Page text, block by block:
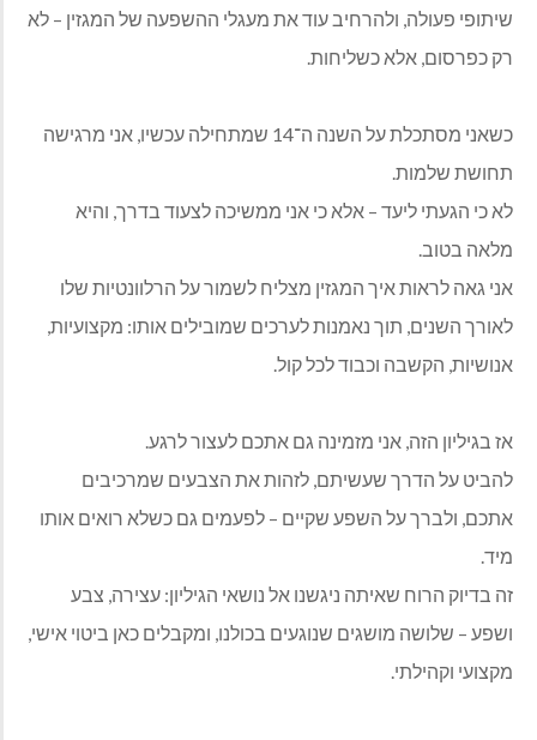
שיתופי פעולה, ולהרחיב עוד את מעגלי ההשפעה של המגזין – לא
רק כפרסום, אלא כשליחות.
כשאני מסתכלת על השנה ה־14 שמתחילה עכשיו, אני מרגישה
תחושת שלמות.
לא כי הגעתי ליעד – אלא כי אני ממשיכה לצעוד בדרך, והיא
מלאה בטוב.
אני גאה לראות איך המגזין מצליח לשמור על הרלוונטיות שלו
לאורך השנים, תוך נאמנות לערכים שמובילים אותו: מקצועיות,
אנושיות, הקשבה וכבוד לכל קול.
אז בגיליון הזה, אני מזמינה גם אתכם לעצור לרגע.
להביט על הדרך שעשיתם, לזהות את הצבעים שמרכיבים
אתכם, ולברך על השפע שקיים – לפעמים גם כשלא רואים אותו
מיד.
זה בדיוק הרוח שאיתה ניגשנו אל נושאי הגיליון: עצירה, צבע
ושפע – שלושה מושגים שנוגעים בכולנו, ומקבלים כאן ביטוי אישי,
מקצועי וקהילתי.